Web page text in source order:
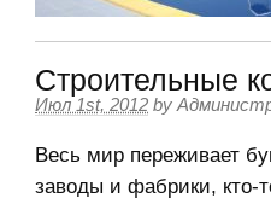
Строительные
Июл 1st, 2012 by
Весь мир переживает
заводы и фабрики, кто-